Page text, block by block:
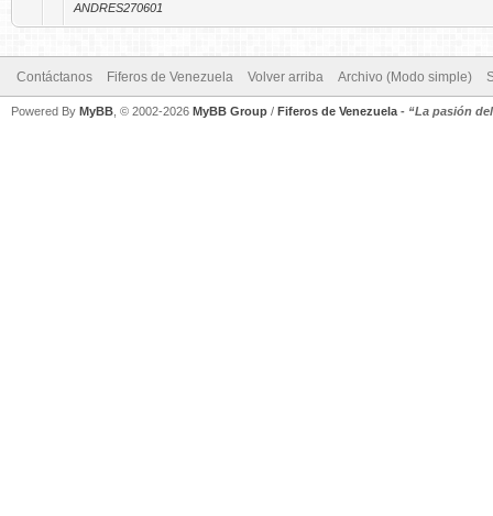
ANDRES270601
Contáctanos Fiferos de Venezuela Volver arriba Archivo (Modo simple)
Powered By MyBB , © 2002-2026 MyBB Group / Fiferos de Venezuela - “La pasión